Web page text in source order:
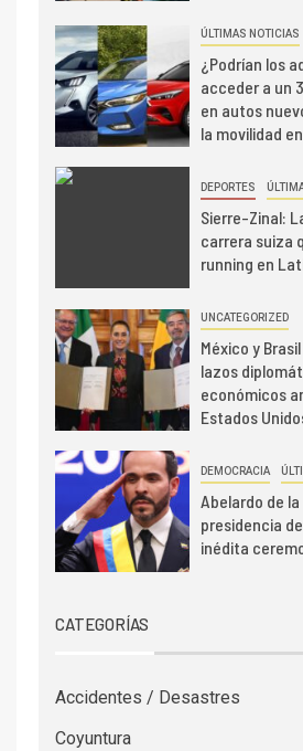
ÚLTIMAS NOTICIAS
¿Podrían los
acceder a un
en autos
la movilidad
DEPORTES
Sierre-Zinal:
carrera suiza
running en
UNCATEGORIZED
México y
lazos
económicos
Estados
DEMOCRACIA
Abelardo de
presidencia
inédita
CATEGORÍAS
Accidentes / Desastres
Coyuntura